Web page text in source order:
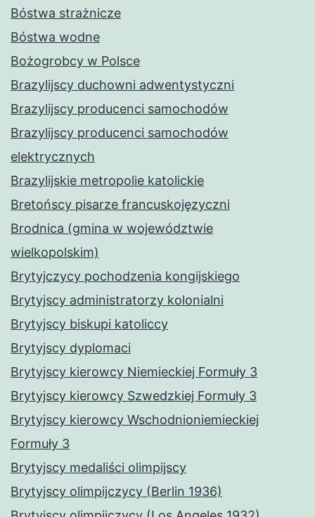
Bóstwa strażnicze
Bóstwa wodne
Bożogrobcy w Polsce
Brazylijscy duchowni adwentystyczni
Brazylijscy producenci samochodów
Brazylijscy producenci samochodów
elektrycznych
Brazylijskie metropolie katolickie
Bretońscy pisarze francuskojęzyczni
Brodnica (gmina w województwie
wielkopolskim)
Brytyjczycy pochodzenia kongijskiego
Brytyjscy administratorzy kolonialni
Brytyjscy biskupi katoliccy
Brytyjscy dyplomaci
Brytyjscy kierowcy Niemieckiej Formuły 3
Brytyjscy kierowcy Szwedzkiej Formuły 3
Brytyjscy kierowcy Wschodnioniemieckiej
Formuły 3
Brytyjscy medaliści olimpijscy
Brytyjscy olimpijczycy (Berlin 1936)